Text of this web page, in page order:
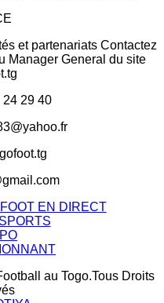
et partenariats Contactez
Manager General du site
24 29 40
EN DIRECT
au Togo.Tous Droits